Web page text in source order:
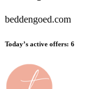
beddengoed.com
Today’s active offers: 6